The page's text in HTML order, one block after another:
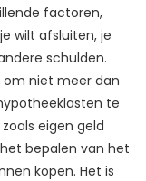
factoren,
wilt afsluiten, je
schulden.
niet meer dan
te
eigen geld
bepalen van het
kopen. Het is